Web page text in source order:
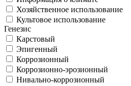
Хозяйственное использование
Культовое использование
Генезис
Карстовый
Эпигенный
Коррозионный
Коррозионно-эрозионный
Нивально-коррозионный